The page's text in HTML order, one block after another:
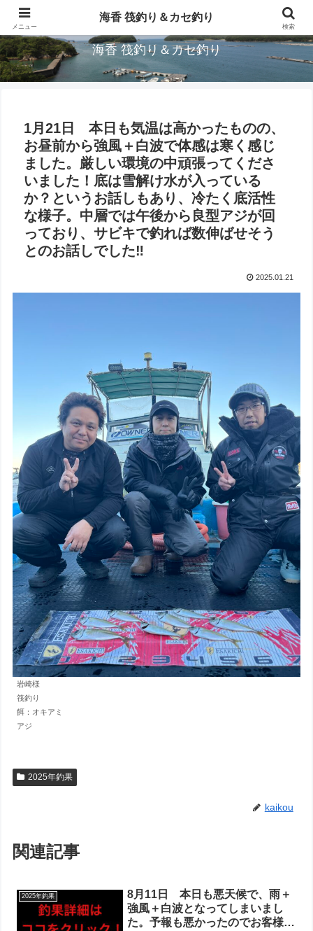
三重県鳥羽市/浦村(うらむら)筏釣り＆カセ釣り海香です。
海香 筏釣り＆カセ釣り
1月21日 本日も気温は高かったものの、
お昼前から強風＋白波で体感は寒く感じ
ました。厳しい環境の中頑張ってくださ
いました！底は雪解け水が入っている
か？というお話しもあり、冷たく底活性
な様子。中層では午後から良型アジが回
っており、サビキで釣れば数伸ばせそう
とのお話しでした‼︎
2025.01.21
岩崎様
筏釣り
餌：オキアミ
アジ
2025年釣果
kaikou
関連記事
2025年釣果
8月11日 本日も悪天候で、雨＋
強風＋白波となってしまいまし
た。予報も悪かったのでお客様少
メニュー
海香 筏釣り＆カセ釣り
検索